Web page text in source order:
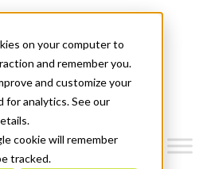
on your computer to
and remember you.
and customize your
for analytics. See our
cookie will remember
tracked.